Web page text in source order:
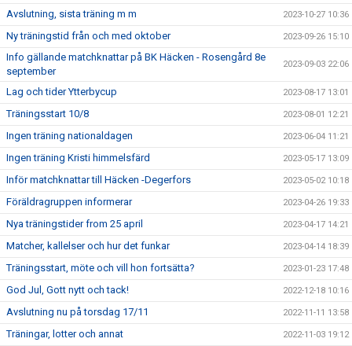
Avslutning, sista träning m m 2023-10-27 10:36
Ny träningstid från och med oktober 2023-09-26 15:10
Info gällande matchknattar på BK Häcken - Rosengård 8e
september
2023-09-03 22:06
Lag och tider Ytterbycup 2023-08-17 13:01
Träningsstart 10/8 2023-08-01 12:21
Ingen träning nationaldagen 2023-06-04 11:21
Ingen träning Kristi himmelsfärd 2023-05-17 13:09
Inför matchknattar till Häcken -Degerfors 2023-05-02 10:18
Föräldragruppen informerar 2023-04-26 19:33
Nya träningstider from 25 april 2023-04-17 14:21
Matcher, kallelser och hur det funkar 2023-04-14 18:39
Träningsstart, möte och vill hon fortsätta? 2023-01-23 17:48
God Jul, Gott nytt och tack! 2022-12-18 10:16
Avslutning nu på torsdag 17/11 2022-11-11 13:58
Träningar, lotter och annat 2022-11-03 19:12